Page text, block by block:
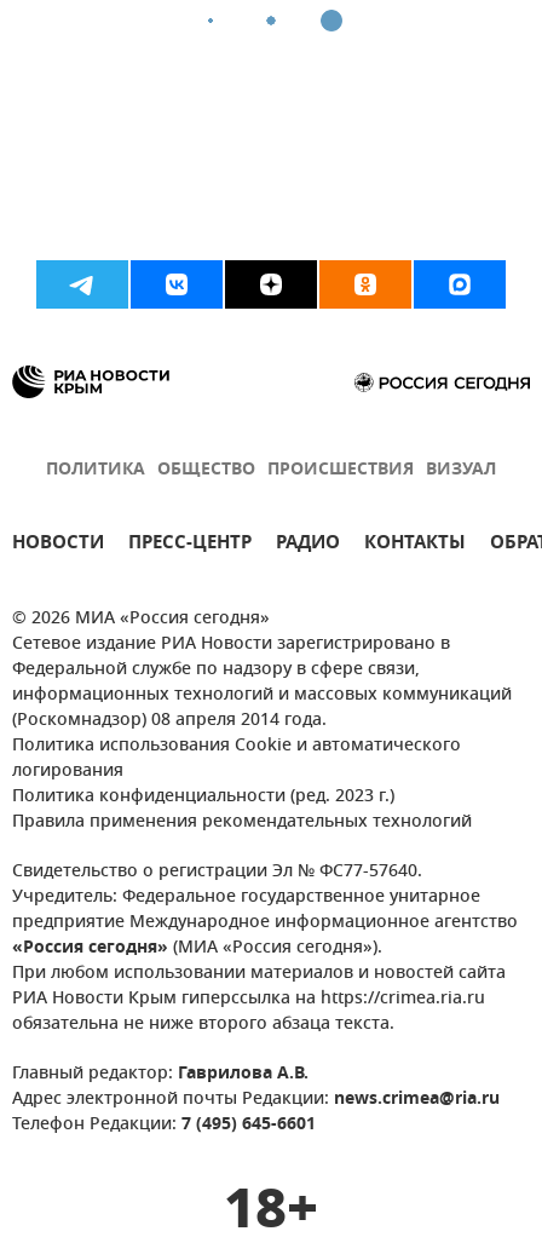
ПОЛИТИКА ОБЩЕСТВО ПРОИСШЕСТВИЯ ВИЗУАЛ
НОВОСТИ ПРЕСС-ЦЕНТР РАДИО КОНТАКТЫ
© 2026 МИА «Россия сегодня»
Сетевое издание РИА Новости зарегистрировано в
Федеральной службе по надзору в сфере связи,
информационных технологий и массовых коммуникаций
(Роскомнадзор) 08 апреля 2014 года.
Политика использования Cookie и автоматического
логирования
Политика конфиденциальности (ред. 2023 г.)
Правила применения рекомендательных технологий
Свидетельство о регистрации Эл № ФС77-57640.
Учредитель: Федеральное государственное унитарное
предприятие Международное информационное агентство
«Россия сегодня» (МИА «Россия сегодня»).
При любом использовании материалов и новостей сайта
РИА Новости Крым гиперссылка на https://crimea.ria.ru
обязательна не ниже второго абзаца текста.
Главный редактор: Гаврилова А.В.
Адрес электронной почты Редакции: news.crimea@ria.ru
Телефон Редакции: 7 (495) 645-6601
18+